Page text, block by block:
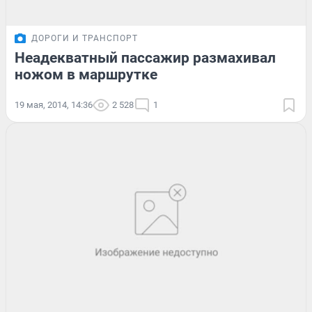
ДОРОГИ И ТРАНСПОРТ
Неадекватный пассажир размахивал
ножом в маршрутке
19 мая, 2014, 14:36 2 528 1